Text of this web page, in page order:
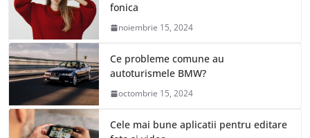
fonica
noiembrie 15, 2024
Ce probleme comune au
autoturismele BMW?
octombrie 15, 2024
Cele mai bune aplicatii pentru editare